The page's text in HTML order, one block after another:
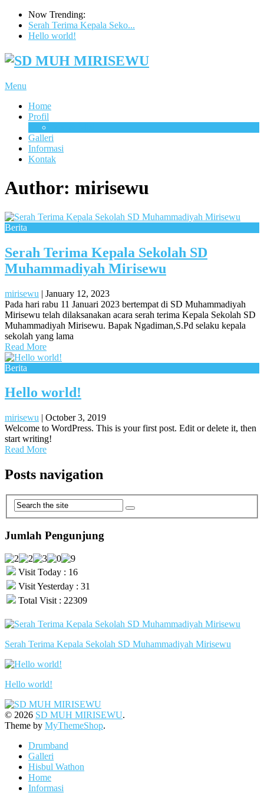
Now Trending:
Serah Terima Kepala Seko...
Hello world!
Menu
Home
Profil
Galleri
Informasi
Kontak
Author: mirisewu
Berita
Serah Terima Kepala Sekolah SD
Muhammadiyah Mirisewu
mirisewu | January 12, 2023
Pada hari rabu 11 Januari 2023 bertempat di SD Muhammadiyah
Mirisewu telah dilaksanakan acara serah terima Kepala Sekolah SD
Muhammadiyah Mirisewu. Bapak Ngadiman,S.Pd selaku kepala
sekolah yang lama
Read More
Berita
Hello world!
mirisewu | October 3, 2019
Welcome to WordPress. This is your first post. Edit or delete it, then
start writing!
Read More
Posts navigation
Jumlah Pengunjung
Visit Today : 16
Visit Yesterday : 31
Total Visit : 22309
Serah Terima Kepala Sekolah SD Muhammadiyah Mirisewu
Hello world!
© 2026 SD MUH MIRISEWU.
Theme by MyThemeShop.
Drumband
Galleri
Hisbul Wathon
Home
Informasi